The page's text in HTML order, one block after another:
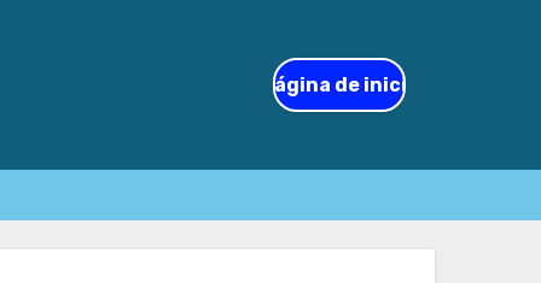
Página de inicio